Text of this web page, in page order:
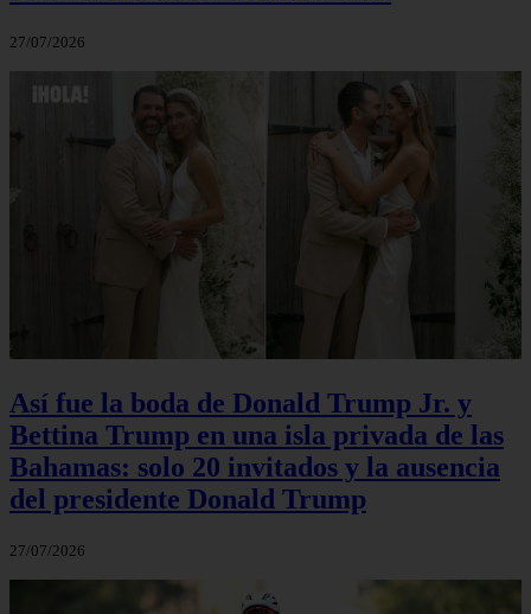
27/07/2026
Así fue la boda de Donald Trump Jr. y
Bettina Trump en una isla privada de las
Bahamas: solo 20 invitados y la ausencia
del presidente Donald Trump
27/07/2026